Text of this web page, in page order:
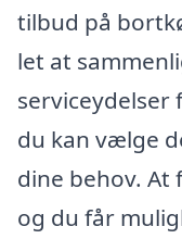
tilbud på
let at
serviceydelser
du kan vælge
dine behov. At
og du får